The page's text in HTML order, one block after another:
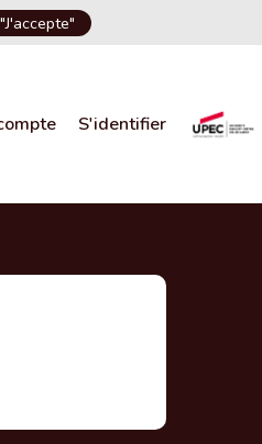
"J'accepte"
language
S'identifier